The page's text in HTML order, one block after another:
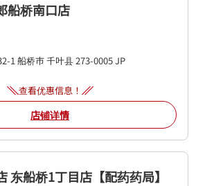
船桥南口店
1船桥市千叶县273-0005JP
查看优惠信息！
店铺详情
东船桥1丁目店【配药药局】